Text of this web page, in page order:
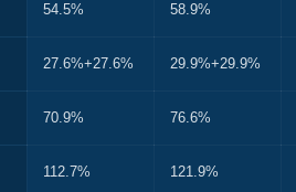
54.5% 58.9%
27.6%+27.6% 29.9%+29.9%
70.9% 76.6%
112.7% 121.9%